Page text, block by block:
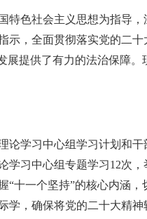
特色社会主义思想为指导
，全面贯彻落实党的二
提供了有力的法治保障。
学习中心组学习计划和干
学习中心组专题学习12次
“十一个坚持”的核心内涵，
，确保将党的二十大精神